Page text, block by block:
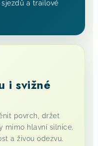
a trailové
i svižné
povrch, držet
mimo hlavní silnice.
a živou odezvu.